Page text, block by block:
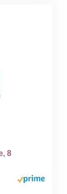
8